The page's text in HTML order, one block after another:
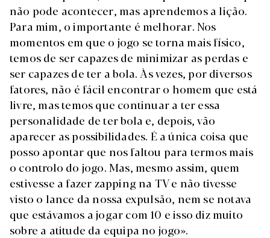
não pode acontecer, mas aprendemos a lição.
Para mim, o importante é melhorar. Nos
momentos em que o jogo se torna mais físico,
temos de ser capazes de minimizar as perdas e
ser capazes de ter a bola. Às vezes, por diversos
fatores, não é fácil encontrar o homem que está
livre, mas temos que continuar a ter essa
personalidade de ter bola e, depois, vão
aparecer as possibilidades. É a única coisa que
posso apontar que nos faltou para termos mais
o controlo do jogo. Mas, mesmo assim, quem
estivesse a fazer zapping na TV e não tivesse
visto o lance da nossa expulsão, nem se notava
que estávamos a jogar com 10 e isso diz muito
sobre a atitude da equipa no jogo».